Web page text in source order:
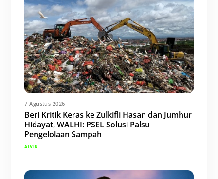
7 Agustus 2026
Beri Kritik Keras ke Zulkifli Hasan dan Jumhur
Hidayat, WALHI: PSEL Solusi Palsu
Pengelolaan Sampah
ALVIN